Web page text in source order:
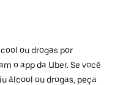
ou drogas por
o app da Uber. Se você
álcool ou drogas, peça